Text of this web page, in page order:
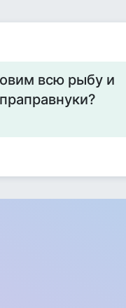
всю рыбу и